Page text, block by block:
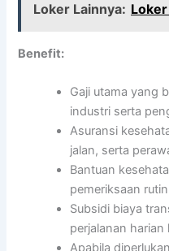
Loker Lainnya:
Benefit:
Gaji utama yang
industri serta
Asuransi
jalan, serta
Bantuan
pemeriksaan
Subsidi biaya
perjalanan harian
Apabila